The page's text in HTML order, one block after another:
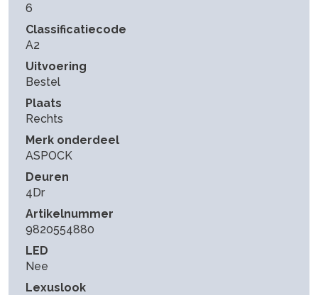
6
Classificatiecode
A2
Uitvoering
Bestel
Plaats
Rechts
Merk onderdeel
ASPOCK
Deuren
4Dr
Artikelnummer
9820554880
LED
Nee
Lexuslook